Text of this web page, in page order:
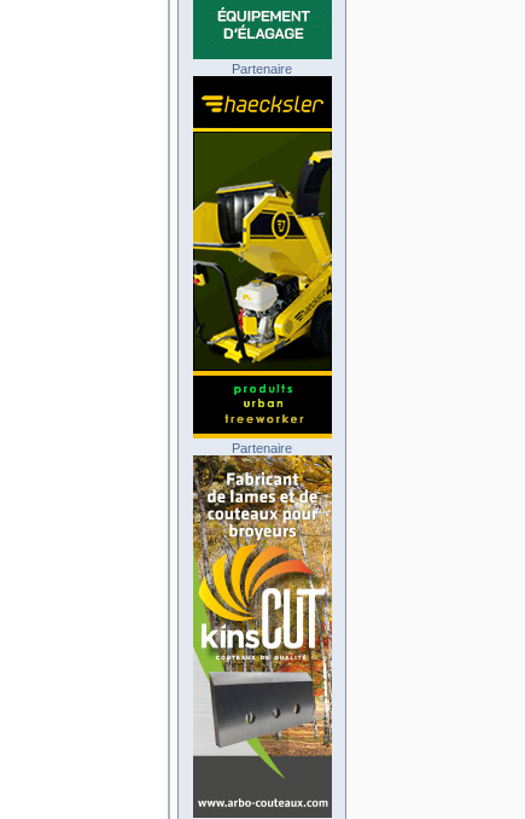
Partenaire
Partenaire